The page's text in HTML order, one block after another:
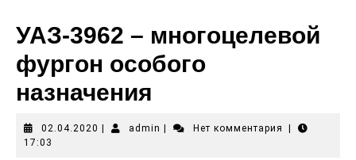
УАЗ-3962 – многоцелевой
фургон особого
назначения
02.04.2020 admin Нет комментария
17:03